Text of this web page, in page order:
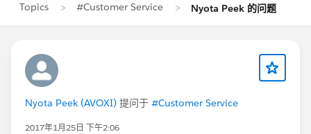
Topics #Customer Service Nyota Peek 的问题
Nyota Peek (AVOXI) 提问于 #Customer Service
2017年1月25日 下午2:06